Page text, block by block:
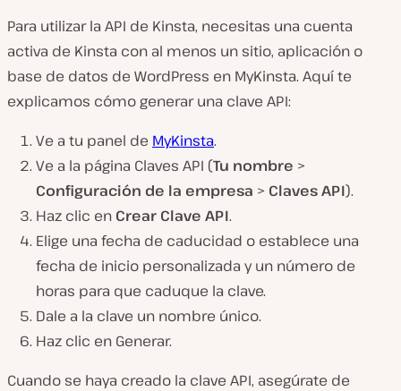
Para utilizar la API de Kinsta, necesitas una cuenta
activa de Kinsta con al menos un sitio, aplicación o
base de datos de WordPress en MyKinsta. Aquí te
explicamos cómo generar una clave API:
Ve a tu panel de MyKinsta.
Ve a la página Claves API (Tu nombre >
Configuración de la empresa > Claves API).
Haz clic en Crear Clave API.
Elige una fecha de caducidad o establece una
fecha de inicio personalizada y un número de
horas para que caduque la clave.
Dale a la clave un nombre único.
Haz clic en Generar.
Cuando se haya creado la clave API, asegúrate de